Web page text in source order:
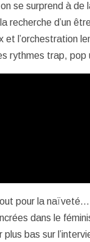
se surprend à de
recherche d’un
et l’orchestration
rythmes trap, pop
pour la naïveté…
dans le
plus bas sur